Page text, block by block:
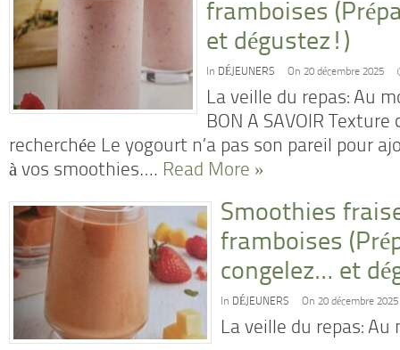
framboises
et dégustez!)
In DÉJEUNERS On 20 décembre 2025
La veille du repas: Au
BON A SAVOIR Texture
recherchée Le yogourt n’a pas son pareil pour
à vos smoothies…. Read More »
Smoothies
framboises
congelez… et
In DÉJEUNERS On 20 décembre 2025
La veille du repas: Au